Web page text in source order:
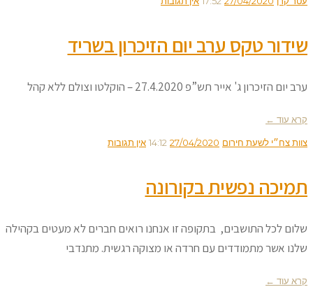
שידור טקס ערב יום הזיכרון בשריד
ערב יום הזיכרון ג' אייר תש”פ 27.4.2020 – הוקלטו וצולם ללא קהל
קרא עוד ←
צוות צח״י לשעת חירום 27/04/2020
14:12 אין תגובות
תמיכה נפשית בקורונה
שלום לכל התושבים, בתקופה זו אנחנו רואים חברים לא מעטים בקהילה
שלנו אשר מתמודדים עם חרדה או מצוקה רגשית. מתנדבי
קרא עוד ←